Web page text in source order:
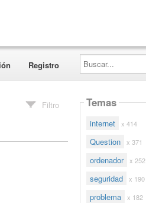
Registro
Buscar...
Filtro Temas
internet x 414
Question x 371
ordenador x 252
seguridad x 190
problema x 182